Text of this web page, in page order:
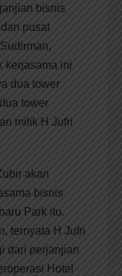
bisnis
pusat
kerjasama ini
dua tower
tower
milik H Jufri
akan
bisnis
Park itu.
ternyata H Jufri
dari perjanjian
Hotel